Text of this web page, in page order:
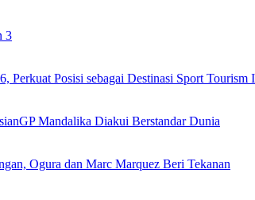
3
Perkuat Posisi sebagai Destinasi Sport Tourism
Mandalika Diakui Berstandar Dunia
Ogura dan Marc Marquez Beri Tekanan